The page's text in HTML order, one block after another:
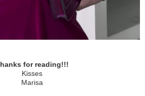
for reading!!!
Kisses
Marisa